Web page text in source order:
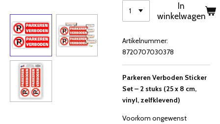
In
winkelwagen
Artikelnummer:
8720707030378
Parkeren Verboden Sticker
Set – 2 stuks (25 x 8 cm,
vinyl, zelfklevend)
Voorkom ongewenst